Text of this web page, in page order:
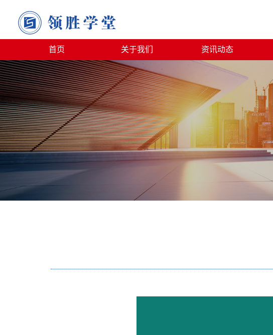
首页 关于我们 资讯动态